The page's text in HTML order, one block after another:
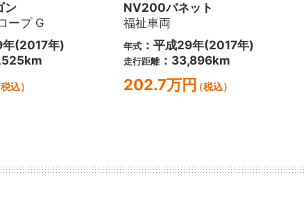
ン
ープ G
(2017年)
込）
NV200バネット
福祉車両
年式 ：平成29年(2017年)
走行距離：33,896km
202.7万円（税込）